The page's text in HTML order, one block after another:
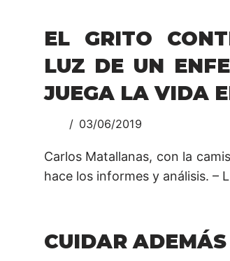
EL GRITO
LUZ DE UN
JUEGA LA VIDA
03/06/2019
Carlos Matallanas, con la
hace los informes y análisis. –
CUIDAR